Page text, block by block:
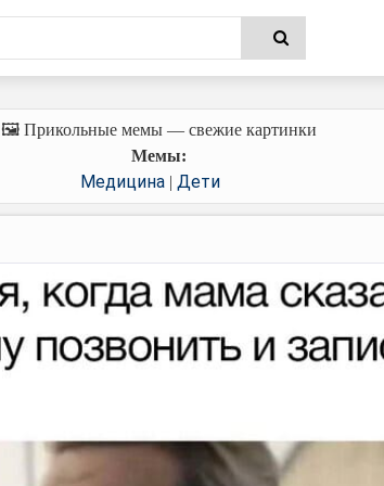
🖼️ Прикольные мемы — свежие картинки
Мемы:
Медицина | Дети